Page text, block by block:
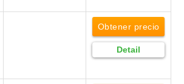
Obtener precio
Detail